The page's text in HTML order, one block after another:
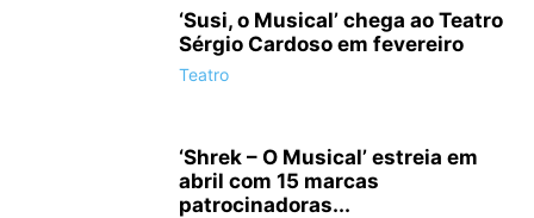
‘Susi, o Musical’ chega ao Teatro
Sérgio Cardoso em fevereiro
Teatro
‘Shrek – O Musical’ estreia em
abril com 15 marcas
patrocinadoras...